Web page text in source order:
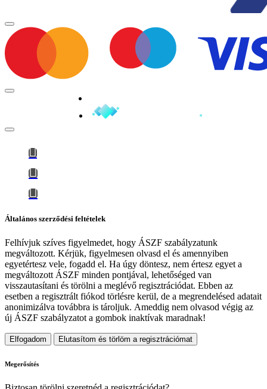
Általános szerződési feltételek
Felhívjuk szíves figyelmedet, hogy ÁSZF szabályzatunk
megváltozott. Kérjük, figyelmesen olvasd el és amennyiben
egyetértesz vele, fogadd el. Ha úgy döntesz, nem értesz egyet a
megváltozott ÁSZF minden pontjával, lehetőséged van
visszautasítani és törölni a meglévő regisztrációdat. Ebben az
esetben a regisztrált fiókod törlésre kerül, de a megrendelésed adatait
anonimizálva továbbra is tároljuk. Ameddig nem olvasod végig az
új ÁSZF szabályzatot a gombok inaktívak maradnak!
Elfogadom Elutasítom és törlöm a regisztrációmat
Megerősítés